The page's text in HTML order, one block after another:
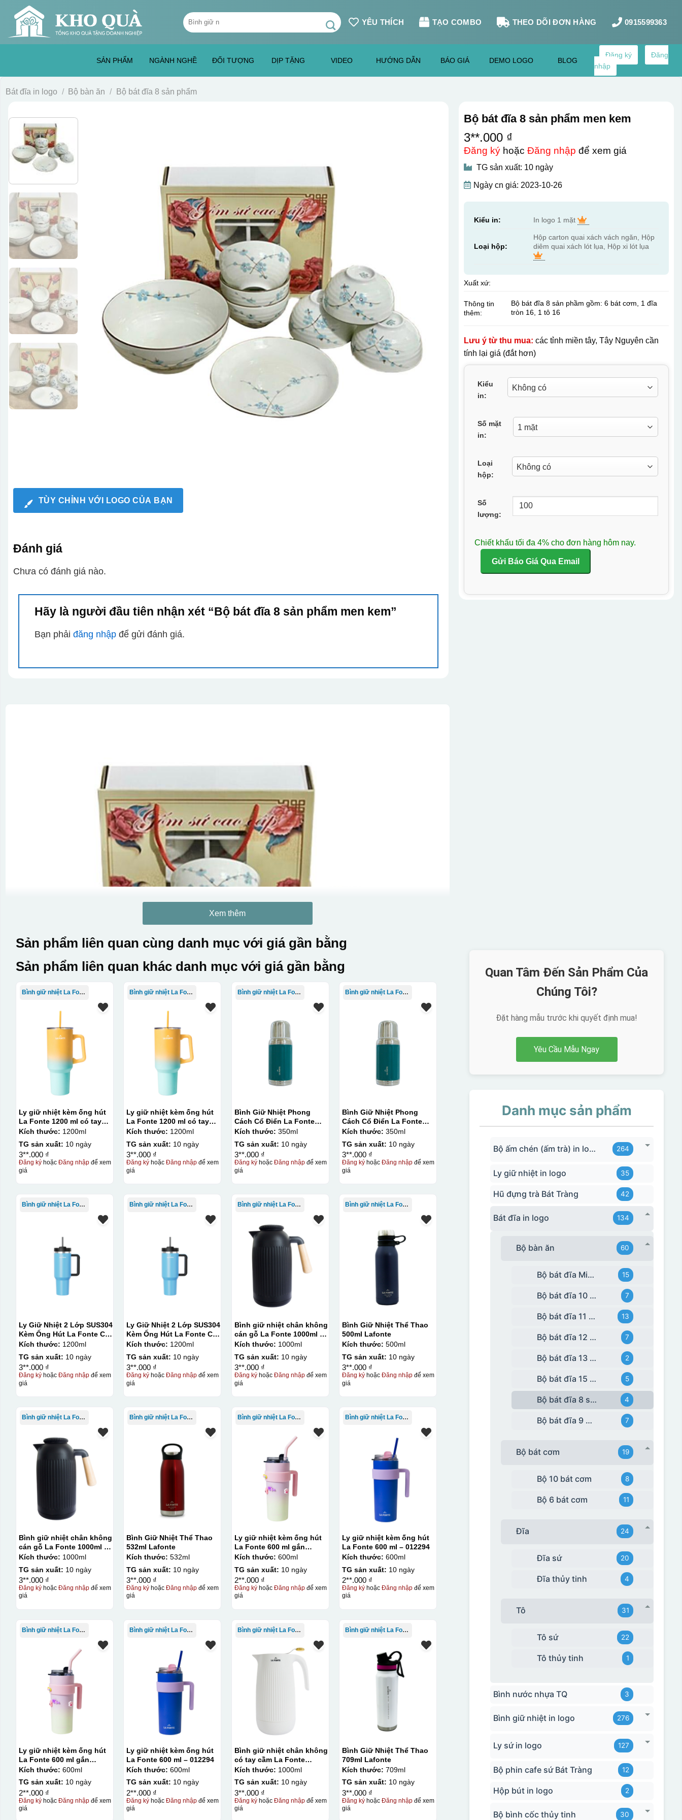
content
Tìm
kiếm:
YÊU THÍCH TẠO COMBO THEO DÕI ĐƠN HÀNG 0915599363
SẢN PHẨM NGÀNH NGHỀ ĐỐI TƯỢNG DỊP TẶNG VIDEO HƯỚNG DẪN BÁO GIÁ DEMO LOGO BLOG
Đăng ký
Đăng
nhập
Bát đĩa in logo / Bộ bàn ăn / Bộ bát đĩa 8 sản phẩm
TÙY CHỈNH VỚI LOGO CỦA BẠN
Đánh giá
Chưa có đánh giá nào.
Hãy là người đầu tiên nhận xét “Bộ bát đĩa 8 sản phẩm men kem”
Bạn phải đăng nhậpđể gửi đánh giá.
Bộ bát đĩa 8 sản phẩm men kem
3**.000 ₫
Đăng kýhoặc Đăng nhập để xem giá
TG sản xuất: 10 ngày
Ngày cn giá: 2023-10-26
Kiểu in: In logo 1 mặt
Loại hộp:
Hộp carton quai xách vách ngăn, Hộp
diêm quai xách lót lụa, Hộp xi lót lụa
Xuất xứ:
Thông tin
thêm:
Bộ bát đĩa 8 sản phầm gồm: 6 bát cơm, 1 đĩa
tròn 16, 1 tô 16
Lưu ý từ thu mua: các tỉnh miền tây, Tây Nguyên cần
tính lại giá (đắt hơn)
Kiểu
in:
Số mặt
in:
Loại
hộp:
Số
lượng:
Chiết khấu tối đa 4% cho đơn hàng hôm nay.
Gửi Báo Giá Qua Email
Xem thêm
Sản phẩm liên quan cùng danh mục với giá gần bằng
Sản phẩm liên quan khác danh mục với giá gần bằng
Bình giữ nhiệt La Fonte
Ly giữ nhiệt kèm ống hút
La Fonte 1200 ml có tay
cầm – 012317
Kích thước: 1200ml
TG sản xuất: 10 ngày
3**.000 ₫
Đăng kýhoặc Đăng nhậpđể xem
giá
Bình giữ nhiệt La Fonte
Ly giữ nhiệt kèm ống hút
La Fonte 1200 ml có tay
cầm – 012317
Kích thước: 1200ml
TG sản xuất: 10 ngày
3**.000 ₫
Đăng ký hoặcĐăng nhập để xem
giá
Bình giữ nhiệt La Fonte
Bình Giữ Nhiệt Phong
Cách Cổ Điển La Fonte
350ml
Kích thước: 350ml
TG sản xuất: 10 ngày
3**.000 ₫
Đăng kýhoặc Đăng nhậpđể xem
giá
Bình giữ nhiệt La Fonte
Bình Giữ Nhiệt Phong
Cách Cổ Điển La Fonte
350ml
Kích thước: 350ml
TG sản xuất: 10 ngày
3**.000 ₫
Đăng ký hoặcĐăng nhập để xem
giá
Bình giữ nhiệt La Fonte
Ly Giữ Nhiệt 2 Lớp SUS304
Kèm Ống Hút La Fonte Có
Tay Cầm 1200ml
Kích thước: 1200ml
TG sản xuất: 10 ngày
3**.000 ₫
Đăng kýhoặc Đăng nhậpđể xem
giá
Bình giữ nhiệt La Fonte
Ly Giữ Nhiệt 2 Lớp SUS304
Kèm Ống Hút La Fonte Có
Tay Cầm 1200ml
Kích thước: 1200ml
TG sản xuất: 10 ngày
3**.000 ₫
Đăng ký hoặcĐăng nhập để xem
giá
Bình giữ nhiệt La Fonte
Bình giữ nhiệt chân không
cán gỗ La Fonte 1000ml –
011679
Kích thước: 1000ml
TG sản xuất: 10 ngày
3**.000 ₫
Đăng kýhoặc Đăng nhậpđể xem
giá
Bình giữ nhiệt La Fonte
Bình Giữ Nhiệt Thể Thao
500ml Lafonte
Kích thước: 500ml
TG sản xuất: 10 ngày
3**.000 ₫
Đăng ký hoặcĐăng nhập để xem
giá
Bình giữ nhiệt La Fonte
Bình giữ nhiệt chân không
cán gỗ La Fonte 1000ml –
011679
Kích thước: 1000ml
TG sản xuất: 10 ngày
3**.000 ₫
Đăng kýhoặc Đăng nhậpđể xem
giá
Bình giữ nhiệt La Fonte
Bình Giữ Nhiệt Thể Thao
532ml Lafonte
Kích thước: 532ml
TG sản xuất: 10 ngày
3**.000 ₫
Đăng ký hoặcĐăng nhập để xem
giá
Bình giữ nhiệt La Fonte
Ly giữ nhiệt kèm ống hút
La Fonte 600 ml gắn
sticker – 012294
Kích thước: 600ml
TG sản xuất: 10 ngày
2**.000 ₫
Đăng kýhoặc Đăng nhậpđể xem
giá
Bình giữ nhiệt La Fonte
Ly giữ nhiệt kèm ống hút
La Fonte 600 ml – 012294
Kích thước: 600ml
TG sản xuất: 10 ngày
2**.000 ₫
Đăng ký hoặcĐăng nhập để xem
giá
Bình giữ nhiệt La Fonte
Ly giữ nhiệt kèm ống hút
La Fonte 600 ml gắn
sticker – 012294
Kích thước: 600ml
TG sản xuất: 10 ngày
2**.000 ₫
Đăng kýhoặc Đăng nhậpđể xem
giá
Bình giữ nhiệt La Fonte
Ly giữ nhiệt kèm ống hút
La Fonte 600 ml – 012294
Kích thước: 600ml
TG sản xuất: 10 ngày
2**.000 ₫
Đăng ký hoặcĐăng nhập để xem
giá
Bình giữ nhiệt La Fonte
Bình giữ nhiệt chân không
có tay cầm La Fonte
1000ml – 011655
Kích thước: 1000ml
TG sản xuất: 10 ngày
3**.000 ₫
Đăng kýhoặc Đăng nhậpđể xem
giá
Bình giữ nhiệt La Fonte
Bình Giữ Nhiệt Thể Thao
709ml Lafonte
Kích thước: 709ml
TG sản xuất: 10 ngày
3**.000 ₫
Đăng ký hoặcĐăng nhập để xem
giá
Quan Tâm Đến Sản Phẩm Của
Chúng Tôi?
Đặt hàng mẫu trước khi quyết định mua!
Yêu Cầu Mẫu Ngay
Danh mục sản phẩm
Bộ ấm chén (ấm trà) in logo 264
Ly giữ nhiệt in logo 35
Hũ đựng trà Bát Tràng 42
Bát đĩa in logo 134
Bộ bàn ăn 60
Bộ bát đĩa Minh Long 15
Bộ bát đĩa 10 món 7
Bộ bát đĩa 11 món 13
Bộ bát đĩa 12 món 7
Bộ bát đĩa 13 món 2
Bộ bát đĩa 15 món 5
Bộ bát đĩa 8 sản phẩm 4
Bộ bát đĩa 9 món 7
Bộ bát cơm 19
Bộ 10 bát cơm 8
Bộ 6 bát cơm 11
Đĩa 24
Đĩa sứ 20
Đĩa thủy tinh 4
Tô 31
Tô sứ 22
Tô thủy tinh 1
Bình nước nhựa TQ 3
Bình giữ nhiệt in logo 276
Ly sứ in logo 127
Bộ phin cafe sứ Bát Tràng 12
Hộp bút in logo 2
Bộ bình cốc thủy tinh 30